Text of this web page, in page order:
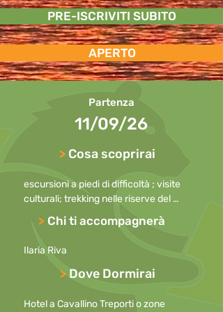
PRE-ISCRIVITI SUBITO
APERTO
Partenza
11/09/26
> Cosa scoprirai
escursioni a piedi di difficoltà ; visite
culturali; trekking nelle riserve del
territorio; andremo in canoa; in
bicicletta visiteremo le fortificazioni del
> Chi ti accompagnerà
Ilaria Riva
> Dove Dormirai
Hotel a Cavallino Treporti o zone